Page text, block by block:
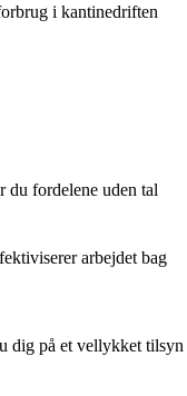
i kantinedriften
du fordelene uden tal
arbejdet bag
dig på et vellykket tilsyn